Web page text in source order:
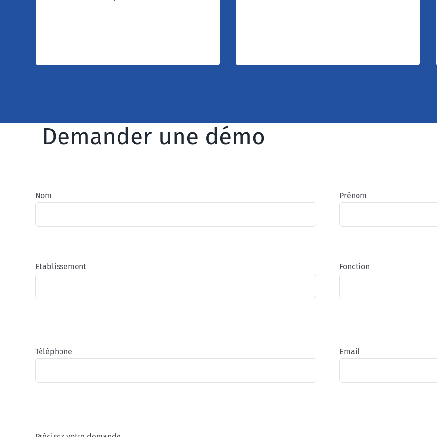
Demander une démo
Nom Prénom
Etablissement Fonction
Téléphone Email